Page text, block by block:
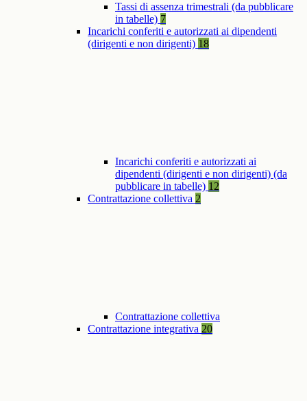
Tassi di assenza trimestrali (da pubblicare
in tabelle) 7
Incarichi conferiti e autorizzati ai dipendenti
(dirigenti e non dirigenti) 18
Incarichi conferiti e autorizzati ai
dipendenti (dirigenti e non dirigenti) (da
pubblicare in tabelle) 12
Contrattazione collettiva 2
Contrattazione collettiva
Contrattazione integrativa 20